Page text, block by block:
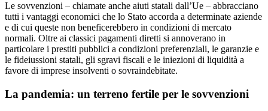
Le sovvenzioni – chiamate anche aiuti statali dall’Ue – abbracciano
tutti i vantaggi economici che lo Stato accorda a determinate aziende
e di cui queste non beneficerebbero in condizioni di mercato
normali. Oltre ai classici pagamenti diretti si annoverano in
particolare i prestiti pubblici a condizioni preferenziali, le garanzie e
le fideiussioni statali, gli sgravi fiscali e le iniezioni di liquidità a
favore di imprese insolventi o sovraindebitate.
La pandemia: un terreno fertile per le sovvenzioni